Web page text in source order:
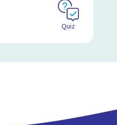
Quiz